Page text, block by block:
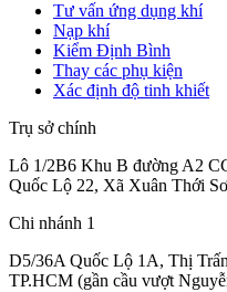
Tư vấn ứng dụng khí
Nạp khí
Kiểm Định Bình
Thay các phụ kiện
Xác định độ tinh khiết
Trụ sở chính
Lô 1/2B6 Khu B đường A2
Quốc Lộ 22, Xã Xuân Thới
Chi nhánh 1
D5/36A Quốc Lộ 1A, Thị
TP.HCM (gần cầu vượt